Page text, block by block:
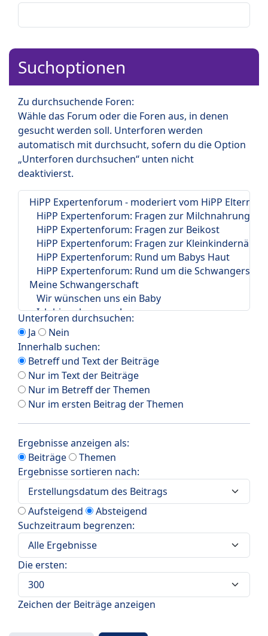
Suchoptionen
Zu durchsuchende Foren:
Wähle das Forum oder die Foren aus, in denen
gesucht werden soll. Unterforen werden
automatisch mit durchsucht, sofern du die Option
„Unterforen durchsuchen“ unten nicht
deaktivierst.
Unterforen durchsuchen:
Ja
Nein
Innerhalb suchen:
Betreff und Text der Beiträge
Nur im Text der Beiträge
Nur im Betreff der Themen
Nur im ersten Beitrag der Themen
Ergebnisse anzeigen als:
Beiträge
Themen
Ergebnisse sortieren nach:
Aufsteigend
Absteigend
Suchzeitraum begrenzen:
Die ersten:
Zeichen der Beiträge anzeigen